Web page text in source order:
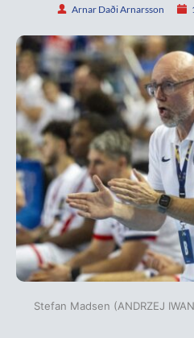
Arnar Daði Arnarsson
Stefan Madsen (ANDRZEJ